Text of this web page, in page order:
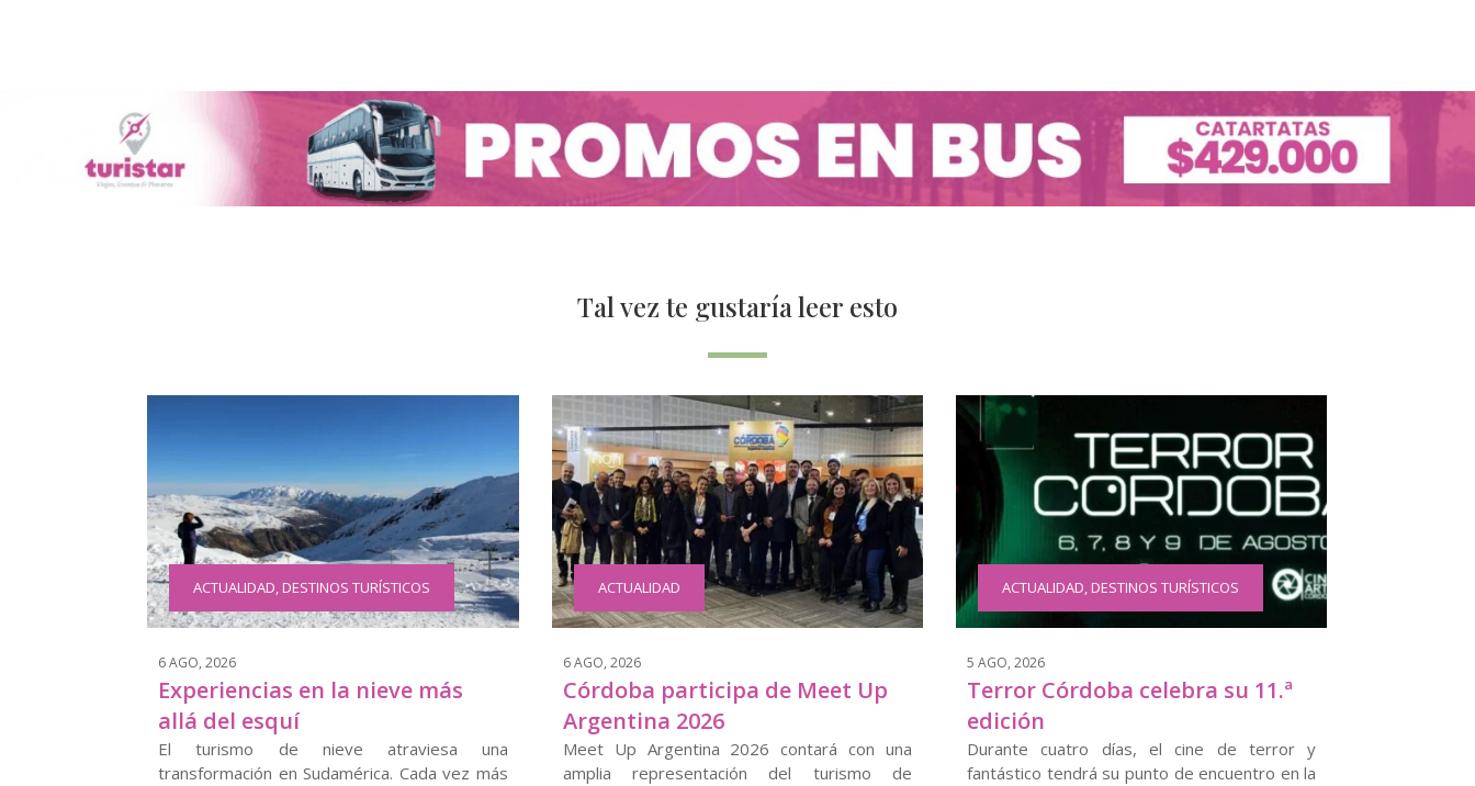
Tal vez te gustaría leer esto
ACTUALIDAD,DESTINOS TURÍSTICOS
6 AGO, 2026
Experiencias en la nieve más
allá del esquí
El turismo de nieve atraviesa una
transformación en Sudamérica. Cada vez más
ACTUALIDAD
6 AGO, 2026
Córdoba participa de Meet Up
Argentina 2026
Meet Up Argentina 2026 contará con una
amplia representación del turismo de
ACTUALIDAD,DESTINOS TURÍSTICOS
5 AGO, 2026
Terror Córdoba celebra su 11.ª
edición
Durante cuatro días, el cine de terror y
fantástico tendrá su punto de encuentro en la